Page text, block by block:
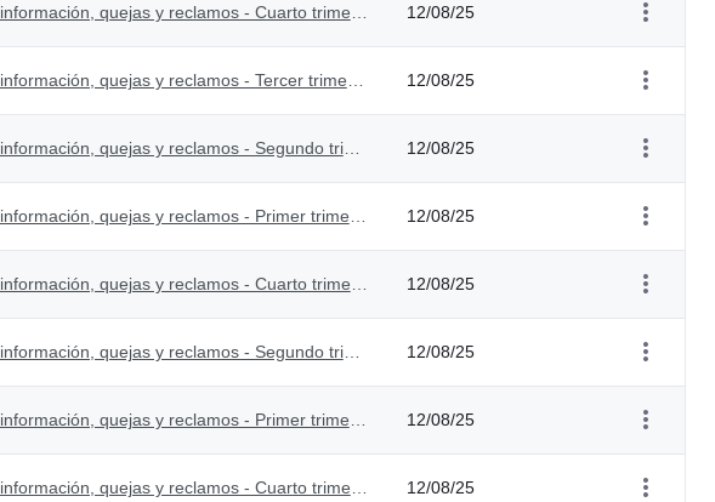
12/08/25
12/08/25
Informe sobre acceso a información, quejas y reclamos - Segundo trimestre - 2023 12/08/25
12/08/25
12/08/25
Informe sobre acceso a información, quejas y reclamos - Segundo trimestre - 2022 12/08/25
12/08/25
12/08/25